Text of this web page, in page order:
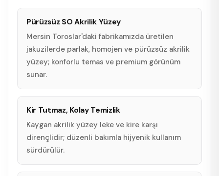
Pürüzsüz SO Akrilik Yüzey
Mersin Toroslar'daki fabrikamızda üretilen
jakuzilerde parlak, homojen ve pürüzsüz akrilik
yüzey; konforlu temas ve premium görünüm
sunar.
Kir Tutmaz, Kolay Temizlik
Kaygan akrilik yüzey leke ve kire karşı
dirençlidir; düzenli bakımla hijyenik kullanım
sürdürülür.